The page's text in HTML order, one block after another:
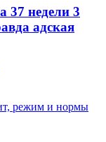
37 недели 3
адская